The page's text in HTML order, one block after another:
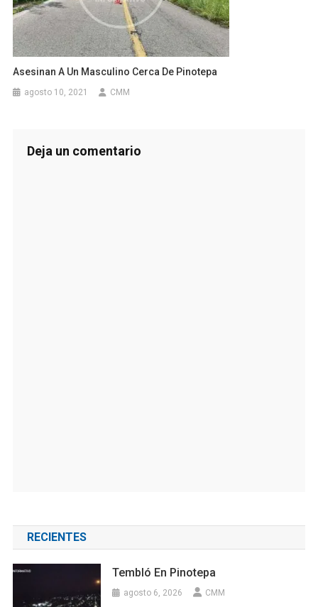
Asesinan A Un Masculino Cerca De Pinotepa
agosto 10, 2021 CMM
Deja un comentario
RECIENTES
Tembló En Pinotepa
agosto 6, 2026 CMM